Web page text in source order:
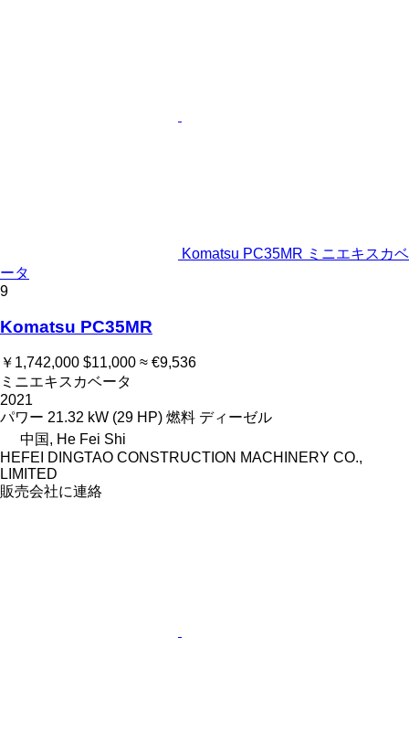
Komatsu PC35MR ミニエキスカベ
ータ
9
Komatsu PC35MR
￥1,742,000 $11,000 ≈ €9,536
ミニエキスカベータ
2021
パワー 21.32 kW (29 HP) 燃料 ディーゼル
中国, He Fei Shi
HEFEI DINGTAO CONSTRUCTION MACHINERY CO.,
LIMITED
販売会社に連絡